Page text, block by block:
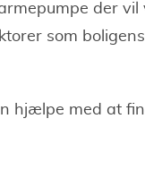
der
som
hjælpe med at